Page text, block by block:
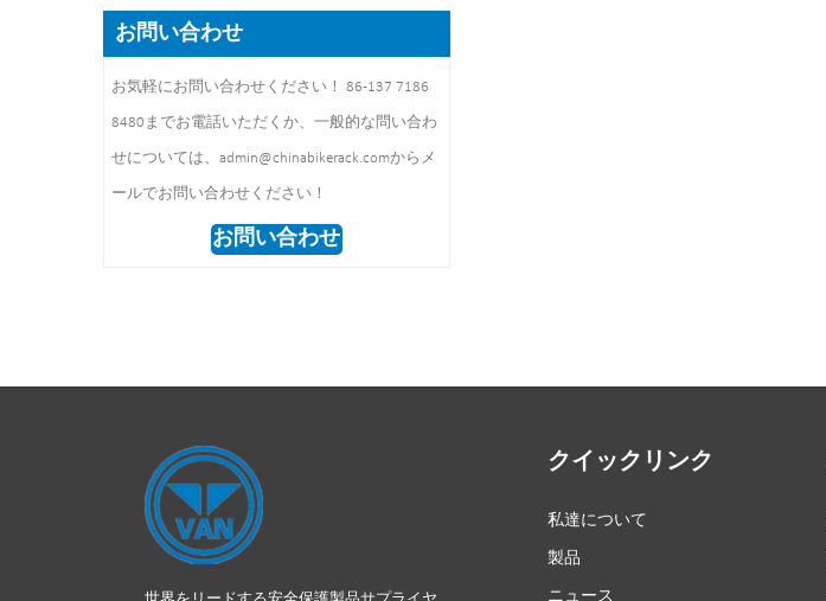
正味重量:38KG
仕上げ: 粉体塗装/溶融亜鉛
梱包サイズ：
1490*860*160mm 1個/ctn
重量： 370kg/セット
トル (長さ*幅)
お問い合わせ
お気軽にお問い合わせください！ 86-137 7186
8480までお電話いただくか、一般的な問い合わ
せについては、admin@chinabikerack.comからメ
ールでお問い合わせください！
お問い合わせ
クイックリンク
私達について
製品
ニュース